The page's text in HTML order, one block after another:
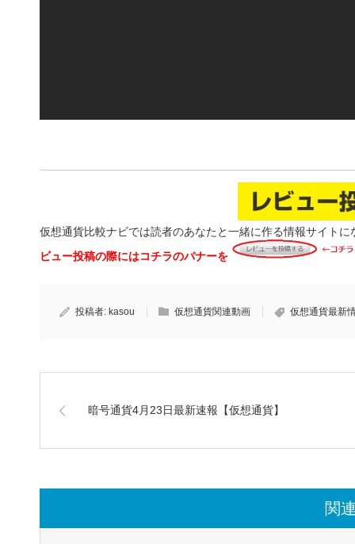
仮想通貨比較ナビでは読者のあなたと一緒に作る情報サイト
ビュー投稿の際にはコチラのバナーを
投稿者: kasou 仮想通貨関連動画 仮想通貨最新
暗号通貨4月23日最新速報【仮想通貨】
関